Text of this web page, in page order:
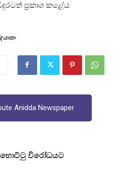
ප‍්‍රකාශ කළේය
Anidda Newspaper
විරෝධයට